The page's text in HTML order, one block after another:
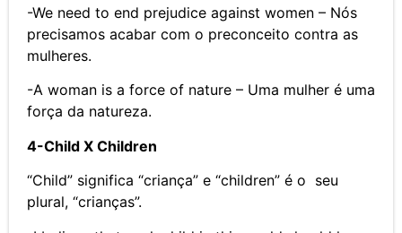
-We need to end prejudice against women – Nós
precisamos acabar com o preconceito contra as
mulheres.
-A woman is a force of nature – Uma mulher é uma
força da natureza.
4-Child X Children
“Child” significa “criança” e “children” é o seu
plural, “crianças”.